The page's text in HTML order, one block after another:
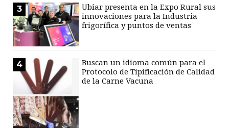
3
Ubiar presenta en la Expo Rural sus
innovaciones para la Industria
frigorífica y puntos de ventas
4
Buscan un idioma común para el
Protocolo de Tipificación de Calidad
de la Carne Vacuna